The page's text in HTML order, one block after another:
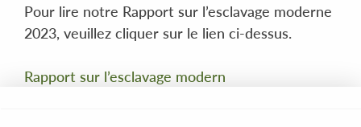
Pour lire notre Rapport sur l’esclavage moderne
2023, veuillez cliquer sur le lien ci-dessus.
Rapport sur l’esclavage modern